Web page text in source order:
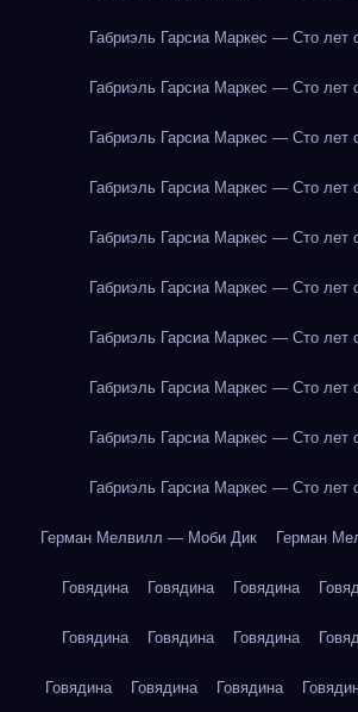
Габриэль Гарсиа Маркес — Сто лет
Габриэль Гарсиа Маркес — Сто лет
Габриэль Гарсиа Маркес — Сто лет
Габриэль Гарсиа Маркес — Сто лет
Габриэль Гарсиа Маркес — Сто лет
Габриэль Гарсиа Маркес — Сто лет
Габриэль Гарсиа Маркес — Сто лет
Габриэль Гарсиа Маркес — Сто лет
Габриэль Гарсиа Маркес — Сто лет
Габриэль Гарсиа Маркес — Сто лет
Герман Мелвилл — Моби Дик Герман
Говядина Говядина Говядина
Говядина Говядина Говядина
Говядина Говядина Говядина